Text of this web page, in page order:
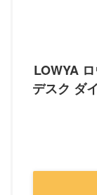
LOWYA
デスク ダ